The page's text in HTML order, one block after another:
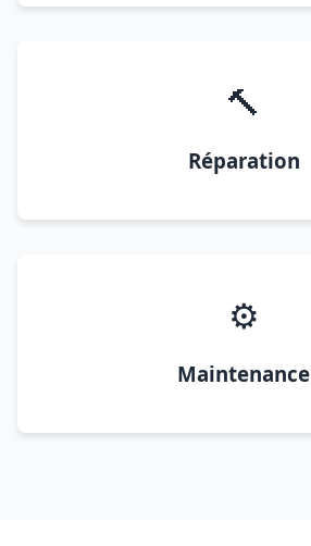
🔨
Réparation
⚙️
Maintenance